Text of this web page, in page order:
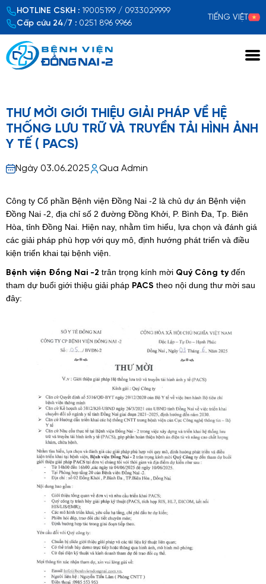
HOTLINE CSKH : 19005199 / 0933029999
Cấp cứu 24/7 : 0251 896 9966
TIẾNG VIỆT
THƯ MỜI GIỚI THIỆU GIẢI PHÁP VỀ HỆ
THỐNG LƯU TRỮ VÀ TRUYỀN TẢI HÌNH ẢNH
Y TẾ ( PACS)
Ngày 03.06.2025 Qua Admin
Công ty Cổ phần Bệnh viện Đồng Nai -2 là chủ dự án Bệnh viện
Đồng Nai -2, địa chỉ số 2 đường Đồng Khởi, P. Bình Đa, Tp. Biên
Hòa, tỉnh Đồng Nai. Hiện nay, nhằm tìm hiểu, lựa chọn và đánh giá
các giải pháp phù hợp với quy mô, định hướng phát triển và điều
kiện triển khai tại bệnh viện.
Bệnh viện Đồng Nai -2 trân trọng kính mời Quý Công ty đến
tham dự buổi giới thiệu giải pháp PACS theo nội dung thư mời sau
đây: